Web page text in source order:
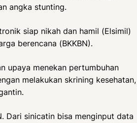
angka stunting.
siap nikah dan hamil (Elsimil)
berencana (BKKBN).
upaya menekan pertumbuhan
melakukan skrining kesehatan,
Dari sinicatin bisa menginput data